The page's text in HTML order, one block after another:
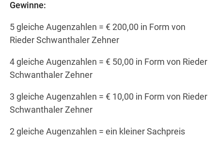
Gewinne:
5 gleiche Augenzahlen = € 200,00 in Form von
Rieder Schwanthaler Zehner
4 gleiche Augenzahlen = € 50,00 in Form von Rieder
Schwanthaler Zehner
3 gleiche Augenzahlen = € 10,00 in Form von Rieder
Schwanthaler Zehner
2 gleiche Augenzahlen = ein kleiner Sachpreis